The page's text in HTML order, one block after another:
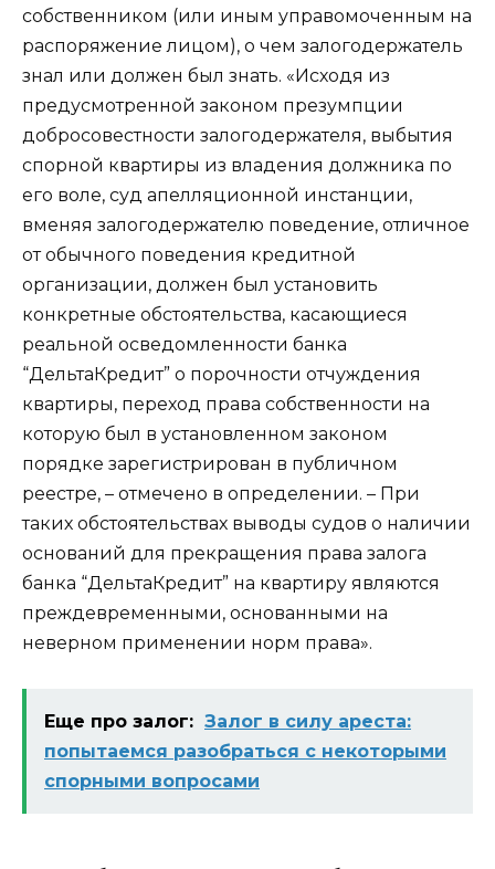
собственником (или иным управомоченным на
распоряжение лицом), о чем залогодержатель
знал или должен был знать. «Исходя из
предусмотренной законом презумпции
добросовестности залогодержателя, выбытия
спорной квартиры из владения должника по
его воле, суд апелляционной инстанции,
вменяя залогодержателю поведение, отличное
от обычного поведения кредитной
организации, должен был установить
конкретные обстоятельства, касающиеся
реальной осведомленности банка
“ДельтаКредит” о порочности отчуждения
квартиры, переход права собственности на
которую был в установленном законом
порядке зарегистрирован в публичном
реестре, – отмечено в определении. – При
таких обстоятельствах выводы судов о наличии
оснований для прекращения права залога
банка “ДельтаКредит” на квартиру являются
преждевременными, основанными на
неверном применении норм права».
Еще про залог: Залог в силу ареста:
попытаемся разобраться с некоторыми
спорными вопросами